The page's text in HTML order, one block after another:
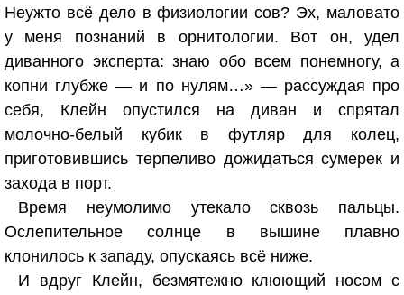
Неужто всё дело в физиологии сов? Эх, маловато
у меня познаний в орнитологии. Вот он, удел
диванного эксперта: знаю обо всем понемногу, а
копни глубже — и по нулям…» — рассуждая про
себя, Клейн опустился на диван и спрятал
молочно-белый кубик в футляр для колец,
приготовившись терпеливо дожидаться сумерек и
захода в порт.
Время неумолимо утекало сквозь пальцы.
Ослепительное солнце в вышине плавно
клонилось к западу, опускаясь всё ниже.
И вдруг Клейн, безмятежно клюющий носом с